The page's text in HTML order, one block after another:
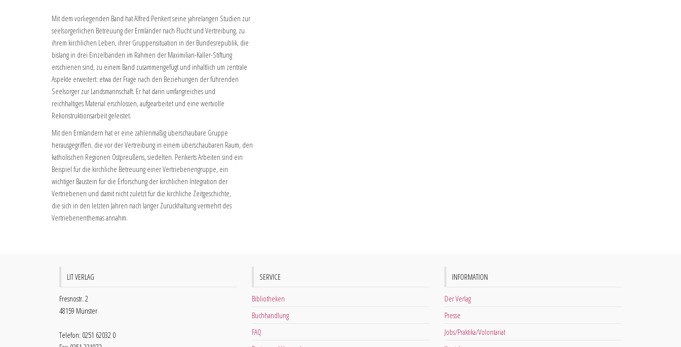
Mit dem vorliegenden Band hat Alfred Penkert seine jahrelangen Studien zur
seelsorgerlichen Betreuung der Ermländer nach Flucht und Vertreibung, zu
ihrem kirchlichen Leben, ihrer Gruppensituation in der Bundesrepublik, die
bislang in drei Einzelbänden im Rahmen der Maximilian-Kaller-Stiftung
erschienen sind, zu einem Band zusammengefügt und inhaltlich um zentrale
Aspekte erweitert: etwa der Frage nach den Beziehungen der führenden
Seelsorger zur Landsmannschaft. Er hat darin umfangreiches und
reichhaltiges Material erschlossen, aufgearbeitet und eine wertvolle
Rekonstruktionsarbeit geleistet.
Mit den Ermländern hat er eine zahlenmäßig überschaubare Gruppe
herausgegriffen, die vor der Vertreibung in einem überschaubaren Raum, den
katholischen Regionen Ostpreußens, siedelten. Penkerts Arbeiten sind ein
Beispiel für die kirchliche Betreuung einer Vertriebenengruppe, ein
wichtiger Baustein für die Erforschung der kirchlichen Integration der
Vertriebenen und damit nicht zuletzt für die kirchliche Zeitgeschichte,
die sich in den letzten Jahren nach langer Zurückhaltung vermehrt des
Vertriebenenthemas annahm.
LIT VERLAG
Fresnostr. 2
48159 Münster
Telefon: 0251 62032 0
SERVICE
Bibliotheken
Buchhandlung
FAQ
INFORMATION
Der Verlag
Presse
Jobs/Praktika/Volontariat